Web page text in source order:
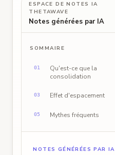
ESPACE DE NOTES IA
THETAWAVE
Notes générées par IA
Partager les notes
SOMMAIRE
01
Qu'est-ce que la
consolidation
03 Effet d'espacement
05 Mythes fréquents
NOTES GÉNÉRÉES PAR IA